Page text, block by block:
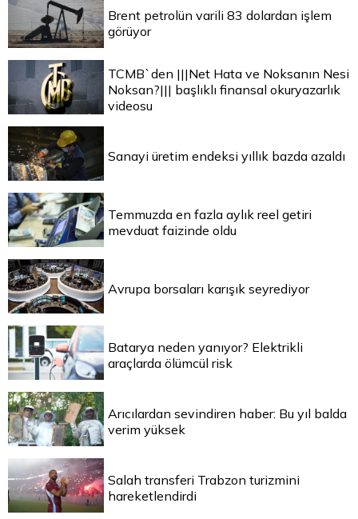
Brent petrolün varili 83 dolardan işlem
görüyor
TCMB`den |||Net Hata ve Noksanın Nesi
Noksan?||| başlıklı finansal okuryazarlık
videosu
Sanayi üretim endeksi yıllık bazda azaldı
Temmuzda en fazla aylık reel getiri
mevduat faizinde oldu
Avrupa borsaları karışık seyrediyor
Batarya neden yanıyor? Elektrikli
araçlarda ölümcül risk
Arıcılardan sevindiren haber: Bu yıl balda
verim yüksek
Salah transferi Trabzon turizmini
hareketlendirdi